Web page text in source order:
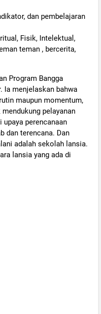
dan pembelajaran
Fisik, Intelektual,
teman , bercerita,
Program Bangga
Ia menjelaskan bahwa
maupun momentum,
pelayanan
upaya perencanaan
dan terencana. Dan
adalah sekolah lansia.
lansia yang ada di